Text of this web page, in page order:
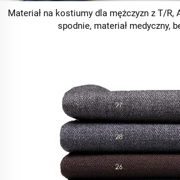
Materiał na kostiumy dla mężczyzn z T/R,
spodnie, materiał medyczny,